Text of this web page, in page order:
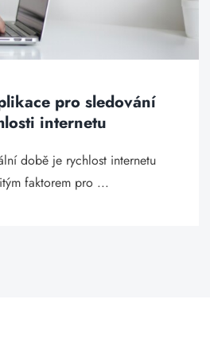
pro sledování
internetu
době je rychlost internetu
faktorem pro ...